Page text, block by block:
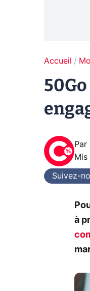
Accueil
Par
Mis
Suivez-
à